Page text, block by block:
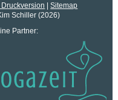
Druckversion
Sitemap
Schiller (2026)
Partner: